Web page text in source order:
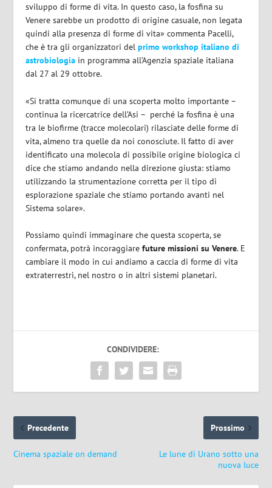
sviluppo di forme di vita. In questo caso, la fosfina su
Venere sarebbe un prodotto di origine casuale, non legata
quindi alla presenza di forme di vita» commenta Pacelli,
che è tra gli organizzatori delprimo workshop italiano di
astrobiologia in programma all’Agenzia spaziale italiana
dal 27 al 29 ottobre.
«Si tratta comunque di una scoperta molto importante –
continua la ricercatrice dell’Asi – perché la fosfina è una
tra le biofirme (tracce molecolari) rilasciate delle forme di
vita, almeno tra quelle da noi conosciute. Il fatto di aver
identificato una molecola di possibile origine biologica ci
dice che stiamo andando nella direzione giusta: stiamo
utilizzando la strumentazione corretta per il tipo di
esplorazione spaziale che stiamo portando avanti nel
Sistema solare».
Possiamo quindi immaginare che questa scoperta, se
confermata, potrà incoraggiarefuture missioni su Venere. E
cambiare il modo in cui andiamo a caccia di forme di vita
extraterrestri, nel nostro o in altri sistemi planetari.
CONDIVIDERE:
Precedente
Cinema spaziale on demand
Prossimo
Le lune di Urano sotto una
nuova luce